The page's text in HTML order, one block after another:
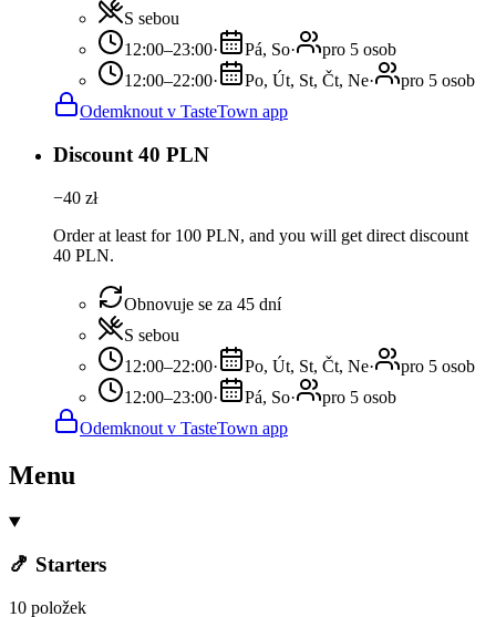
S sebou
12:00–23:00· Pá, So·
pro 5 osob
12:00–22:00· Po, Út, St, Čt, Ne·
pro 5 osob
Odemknout v TasteTown app
Discount 40 PLN
−40 zł
Order at least for 100 PLN, and you will get direct discount
40 PLN.
Obnovuje se za 45 dní
S sebou
12:00–22:00· Po, Út, St, Čt, Ne·
pro 5 osob
12:00–23:00· Pá, So·
pro 5 osob
Odemknout v TasteTown app
Menu
🍤 Starters
10 položek